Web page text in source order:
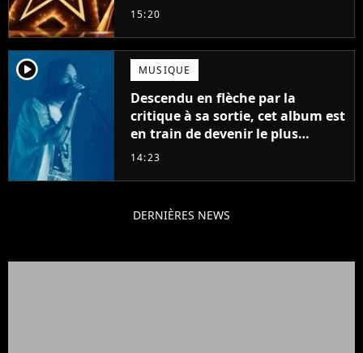
15:20
player2 MUSIQUE
Descendu en flèche par la
critique à sa sortie, cet album est
en train de devenir le plus
populaire de son auteur
14:23
DERNIÈRES NEWS